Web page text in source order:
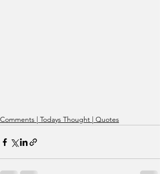
Comments | Todays Thought | Quotes